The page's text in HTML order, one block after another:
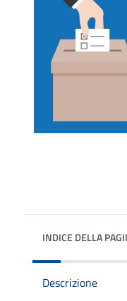
INDICE DELLA
Descrizione